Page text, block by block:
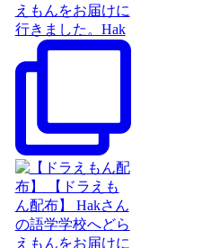
えもんをお届けに
行きました。Hak